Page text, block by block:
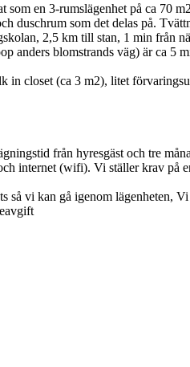
en 3-rumslägenhet på ca 70
duschrum som det delas på.
2,5 km till stan, 1 min från
anders blomstrands väg) är ca 5
in closet (ca 3 m2), litet
från hyresgäst och tre
internet (wifi). Vi ställer krav på
så vi kan gå igenom lägenheten,